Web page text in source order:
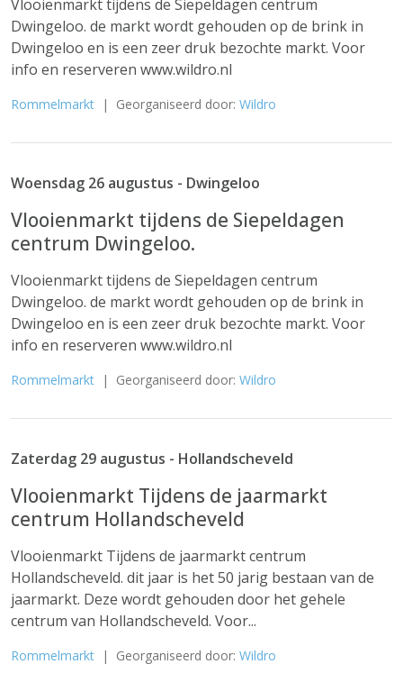
Vlooienmarkt tijdens de Siepeldagen centrum
Dwingeloo. de markt wordt gehouden op de brink in
Dwingeloo en is een zeer druk bezochte markt. Voor
info en reserveren www.wildro.nl
Rommelmarkt | Georganiseerd door: Wildro
Woensdag 26 augustus - Dwingeloo
Vlooienmarkt tijdens de Siepeldagen
centrum Dwingeloo.
Vlooienmarkt tijdens de Siepeldagen centrum
Dwingeloo. de markt wordt gehouden op de brink in
Dwingeloo en is een zeer druk bezochte markt. Voor
info en reserveren www.wildro.nl
Rommelmarkt | Georganiseerd door: Wildro
Zaterdag 29 augustus - Hollandscheveld
Vlooienmarkt Tijdens de jaarmarkt
centrum Hollandscheveld
Vlooienmarkt Tijdens de jaarmarkt centrum
Hollandscheveld. dit jaar is het 50 jarig bestaan van de
jaarmarkt. Deze wordt gehouden door het gehele
centrum van Hollandscheveld. Voor...
Rommelmarkt | Georganiseerd door: Wildro